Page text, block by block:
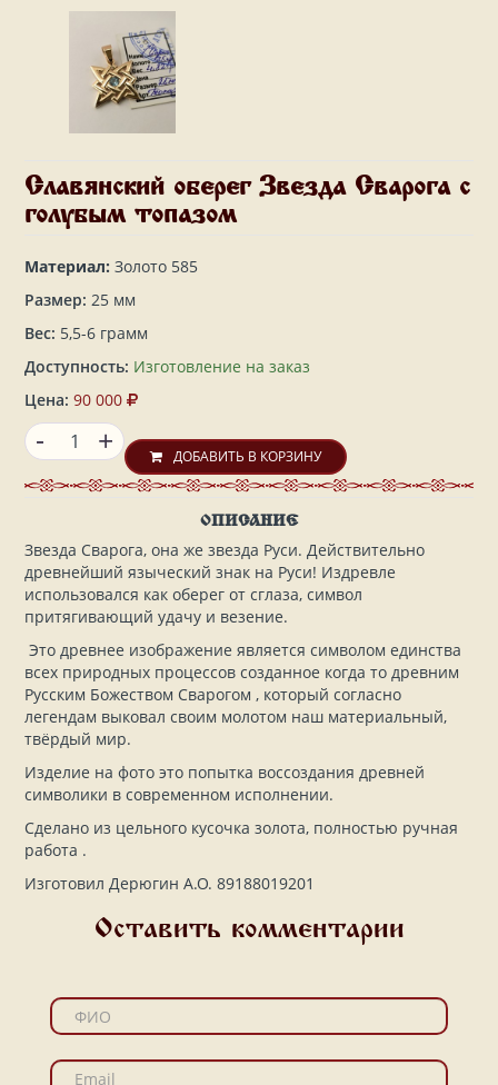
Славянский оберег Звезда Сварога с
голубым топазом
Материал: Золото 585
Размер: 25 мм
Вес: 5,5-6 грамм
Доступность: Изготовление на заказ
Цена: 90 000
+
- ДОБАВИТЬ В КОРЗИНУ
ОПИСАНИЕ
Звезда Сварога, она же звезда Руси. Действительно
древнейший языческий знак на Руси! Издревле
использовался как оберег от сглаза, символ
притягивающий удачу и везение.
Это древнее изображение является символом единства
всех природных процессов созданное когда то древним
Русским Божеством Сварогом , который согласно
легендам выковал своим молотом наш материальный,
твёрдый мир.
Изделие на фото это попытка воссоздания древней
символики в современном исполнении.
Сделано из цельного кусочка золота, полностью ручная
работа .
Изготовил Дерюгин А.О. 89188019201
Оставить комментарии